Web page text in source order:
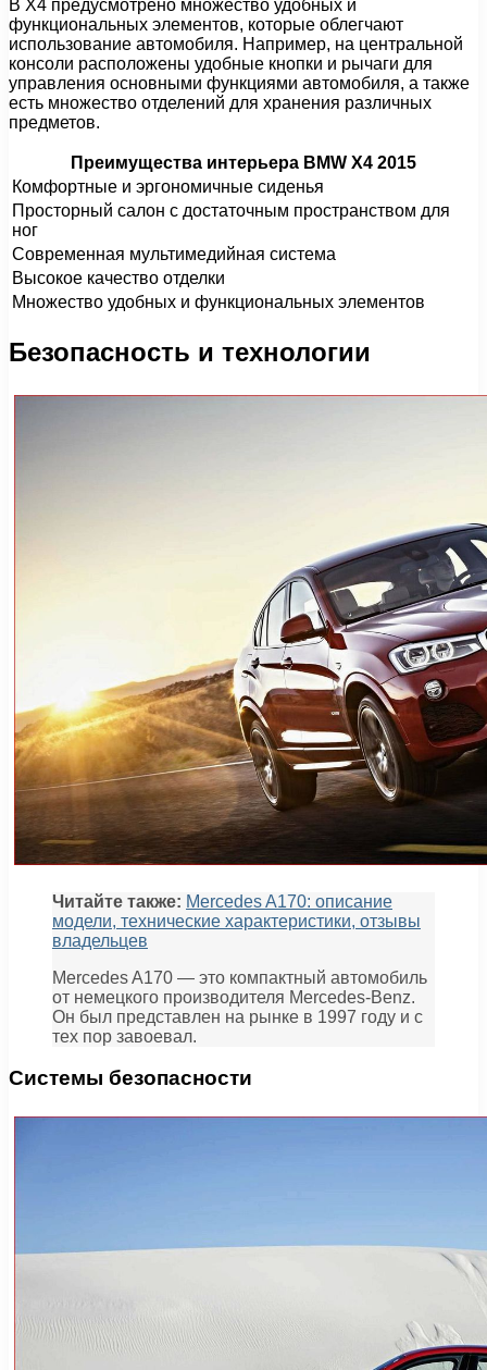
В X4 предусмотрено множество удобных и
функциональных элементов, которые облегчают
использование автомобиля. Например, на центральной
консоли расположены удобные кнопки и рычаги для
управления основными функциями автомобиля, а также
есть множество отделений для хранения различных
предметов.
Преимущества интерьера BMW X4 2015
Комфортные и эргономичные сиденья
Просторный салон с достаточным пространством для
ног
Современная мультимедийная система
Высокое качество отделки
Множество удобных и функциональных элементов
Безопасность и технологии
Читайте также: Mercedes A170: описание
модели, технические характеристики, отзывы
владельцев
Mercedes A170 — это компактный автомобиль
от немецкого производителя Mercedes-Benz.
Он был представлен на рынке в 1997 году и с
тех пор завоевал.
Системы безопасности